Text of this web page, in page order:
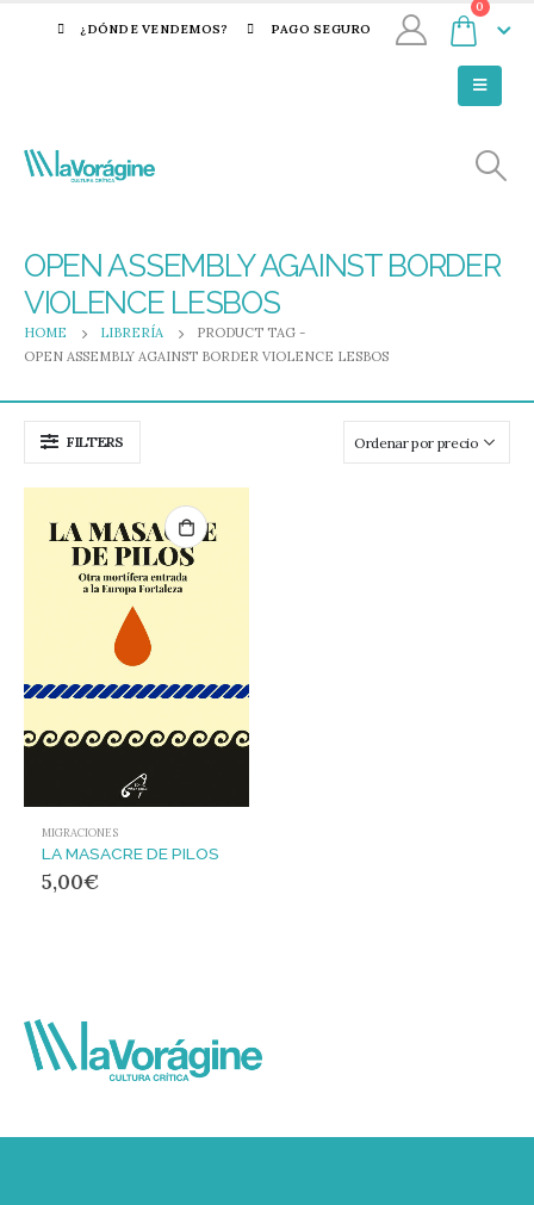
¿DÓNDE VENDEMOS? PAGO SEGURO
0
OPEN ASSEMBLY AGAINST BORDER
VIOLENCE LESBOS
HOME LIBRERÍA
PRODUCT TAG -
OPEN ASSEMBLY AGAINST BORDER VIOLENCE LESBOS
FILTERS
MIGRACIONES
LA MASACRE DE PILOS
5,00€